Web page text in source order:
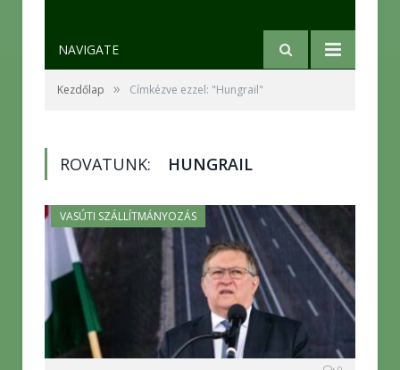
NAVIGATE
Kezdőlap » Címkézve ezzel: "Hungrail"
ROVATUNK: HUNGRAIL
VASÚTI SZÁLLÍTMÁNYOZÁS